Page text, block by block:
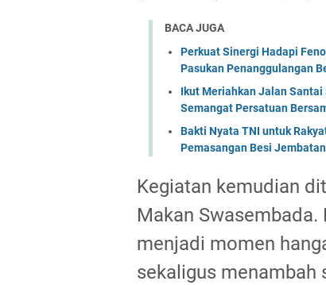
BACA JUGA
Perkuat Sinergi Hadapi
Pasukan Penanggulangan
Ikut Meriahkan Jalan Santai
Semangat Persatuan
Bakti Nyata TNI untuk
Pemasangan Besi
Kegiatan kemudian
Makan
menjadi momen
sekaligus menambah